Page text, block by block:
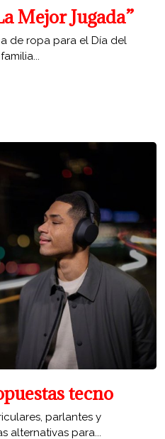
Mejor Jugada”
de ropa para el Día del
tecno
parlantes y
alternativas para...